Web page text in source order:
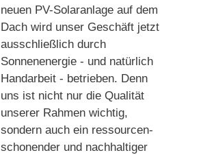
neuen PV-Solaranlage auf dem
Dach wird unser Geschäft jetzt
ausschließlich durch
Sonnenenergie - und natürlich
Handarbeit - betrieben. Denn
uns ist nicht nur die Qualität
unserer Rahmen wichtig,
sondern auch ein ressourcen-
schonender und nachhaltiger